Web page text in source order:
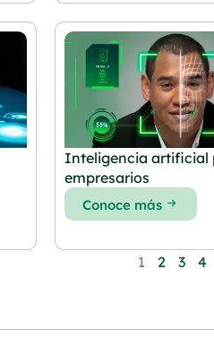
Inteligencia artificial
empresarios
Conoce más
1 2 3 4